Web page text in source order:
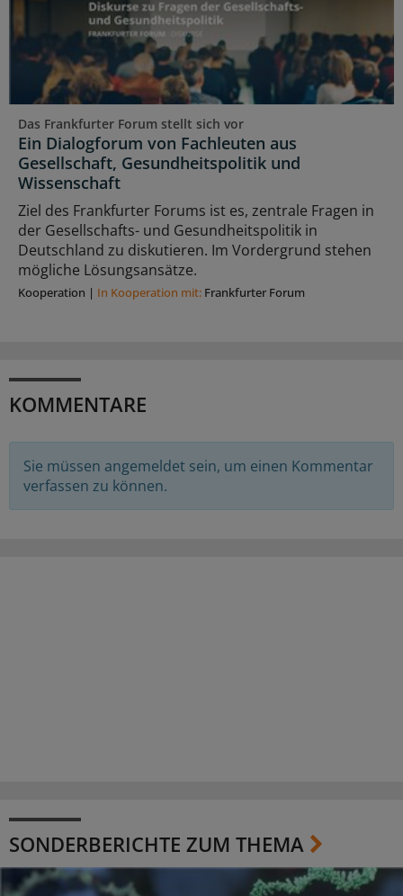
Das Frankfurter Forum stellt sich vor
Ein Dialogforum von Fachleuten aus
Gesellschaft, Gesundheitspolitik und
Wissenschaft
Ziel des Frankfurter Forums ist es, zentrale Fragen in
der Gesellschafts- und Gesundheitspolitik in
Deutschland zu diskutieren. Im Vordergrund stehen
mögliche Lösungsansätze.
Kooperation | In Kooperation mit: Frankfurter Forum
KOMMENTARE
Sie müssen angemeldet sein, um einen Kommentar
verfassen zu können.
SONDERBERICHTE ZUM THEMA